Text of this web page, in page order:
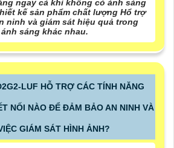
ngay cả khi không có ánh sáng
kế sản phẩm chất lượng Hổ trợ
ninh và giám sát hiệu quả trong
sáng khác nhau.
LUF HỖ TRỢ CÁC TÍNH NĂNG
NỐI NÀO ĐỂ ĐẢM BẢO AN NINH VÀ
GIÁM SÁT HÌNH ẢNH?